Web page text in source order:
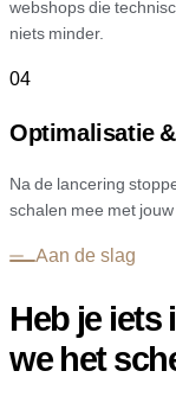
webshops die
niets minder.
04
Optimalisatie
Na de lancering
schalen mee met
Aan de slag
Heb je
we het